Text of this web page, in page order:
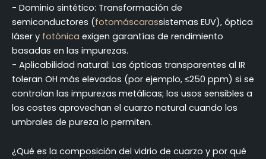
- Dominio sintético: Transformación de
semiconductores (fotomáscarassistemas EUV), óptica
láser y fotónica exigen garantías de rendimiento
basadas en las impurezas.
- Aplicabilidad natural: Las ópticas transparentes al IR
toleran OH más elevados (por ejemplo, ≤250 ppm) si se
controlan las impurezas metálicas; los usos sensibles a
los costes aprovechan el cuarzo natural cuando los
umbrales de pureza lo permiten.
¿Qué es la composición del vidrio de cuarzo y por qué